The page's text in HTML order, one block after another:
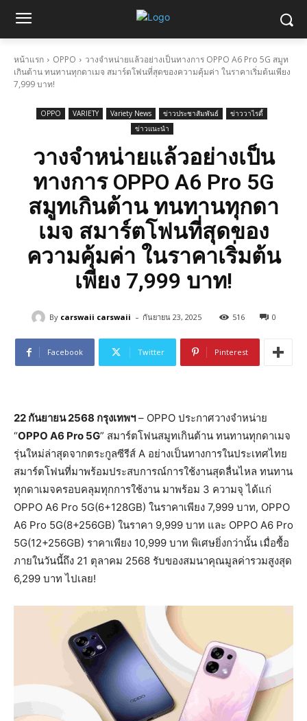
หน้าแรก OPPO
วางจำหน่ายแล้วอย่างเป็นทางการ OPPO A6 Pro 5G สมูท
เกินต้าน ทนทานทุกดาเมจ สมาร์ตโฟนที่สุดของความคุ้มค่า ในราคาเริ่มต้นเพียง
7,999 บาท!
OPPO VARIETY Variety News ข่าวประชาสัมพันธ์
ข่าววาไรตี้
ข่าวแนะนำ
วางจำหน่ายแล้วอย่างเป็น
ทางการ OPPO A6 Pro 5G
สมูทเกินต้าน ทนทานทุกดา
เมจ สมาร์ตโฟนที่สุดของ
ความคุ้มค่า ในราคาเริ่มต้น
เพียง 7,999 บาท!
By carswaii carswaii - กันยายน 23, 2025 516 0
Facebook Twitter Pinterest
22 กันยายน 2568 กรุงเทพฯ– OPPO ประกาศวางจำหน่าย
“OPPO A6 Pro 5G” สมาร์ตโฟนสมูทเกินต้าน ทนทานทุกดาเมจ
รุ่นใหม่ล่าสุดจากตระกูลซีรีส์ A อย่างเป็นทางการในประเทศไทย
สมาร์ตโฟนที่มาพร้อมประสบการณ์การใช้งานสุดลื่นไหล ทนทาน
ทุกดาเมจครอบคลุมทุกการใช้งาน มาพร้อม 3 ความจุ ได้แก่
OPPO A6 Pro 5G(6+128GB) ในราคาเพียง 7,999 บาท, OPPO
A6 Pro 5G(8+256GB) ในราคา 9,999 บาท และ OPPO A6 Pro
5G(12+256GB) ราคาเพียง 10,999 บาท พิเศษยิ่งกว่านั้น เมื่อซื้อ
ภายในวันนี้ถึง 21 ตุลาคม 2568 รับของสมนาคุณมูลค่ารวมสูงสุด
6,299 บาท ไปเลย!